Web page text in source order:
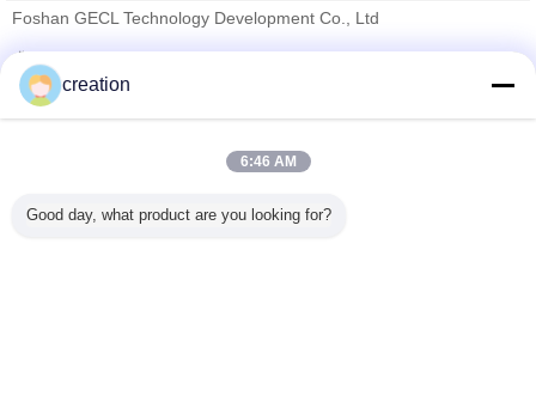
Foshan GECL Technology Development Co., Ltd
Trust Seal
Alle Produkte
creation
6:46 AM
Good day, what product are you looking for?